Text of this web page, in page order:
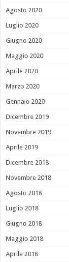
Agosto 2020
Luglio 2020
Giugno 2020
Maggio 2020
Aprile 2020
Marzo 2020
Gennaio 2020
Dicembre 2019
Novembre 2019
Aprile 2019
Dicembre 2018
Novembre 2018
Agosto 2018
Luglio 2018
Giugno 2018
Maggio 2018
Aprile 2018